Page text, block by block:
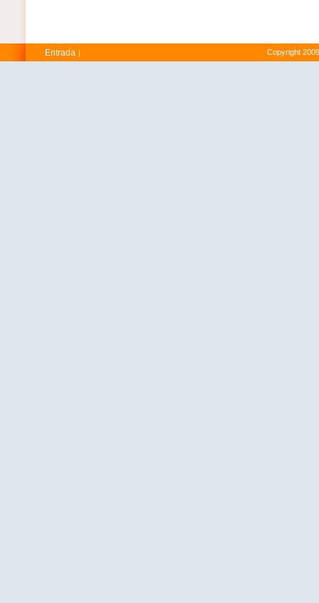
Entrada | Copyright